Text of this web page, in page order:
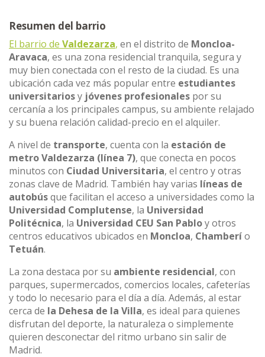
Resumen del barrio
El barrio de Valdezarza, en el distrito de Moncloa-
Aravaca, es una zona residencial tranquila, segura y
muy bien conectada con el resto de la ciudad. Es una
ubicación cada vez más popular entre estudiantes
universitariosy jóvenes profesionales por su
cercanía a los principales campus, su ambiente relajado
y su buena relación calidad-precio en el alquiler.
A nivel de transporte, cuenta con la estación de
metro Valdezarza (línea 7), que conecta en pocos
minutos con Ciudad Universitaria, el centro y otras
zonas clave de Madrid. También hay varias líneas de
autobúsque facilitan el acceso a universidades como la
Universidad Complutense, la Universidad
Politécnica, la Universidad CEU San Pabloy otros
centros educativos ubicados en Moncloa, Chamberío
Tetuán.
La zona destaca por su ambiente residencial, con
parques, supermercados, comercios locales, cafeterías
y todo lo necesario para el día a día. Además, al estar
cerca de la Dehesa de la Villa, es ideal para quienes
disfrutan del deporte, la naturaleza o simplemente
quieren desconectar del ritmo urbano sin salir de
Madrid.